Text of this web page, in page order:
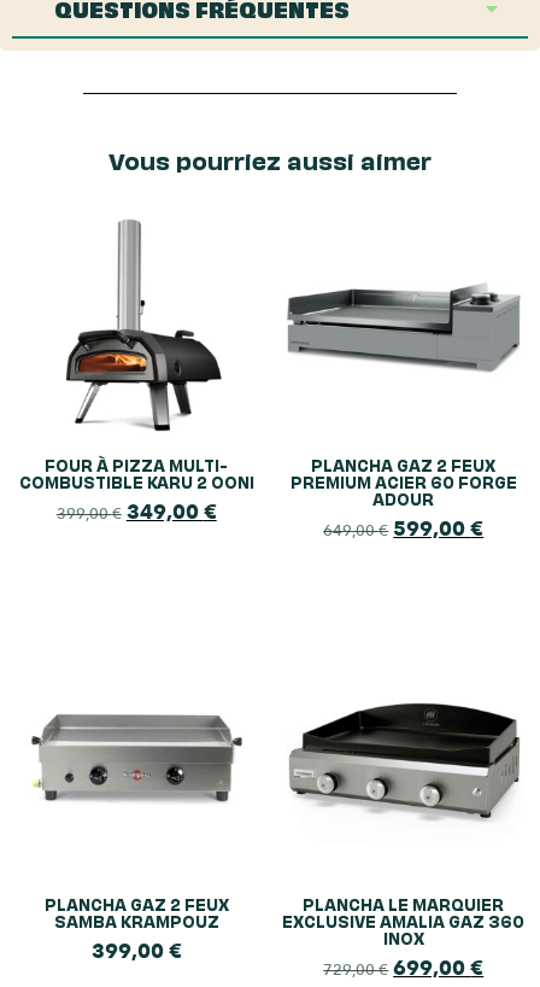
QUESTIONS FRÉQUENTES
Vous pourriez aussi aimer
FOUR À PIZZA MULTI-
COMBUSTIBLE KARU 2 OONI
399,00€ 349,00€
PLANCHA GAZ 2 FEUX
PREMIUM ACIER 60 FORGE
ADOUR
649,00€ 599,00€
PLANCHA GAZ 2 FEUX
SAMBA KRAMPOUZ
399,00€
PLANCHA LE MARQUIER
EXCLUSIVE AMALIA GAZ 360
INOX
729,00€ 699,00€